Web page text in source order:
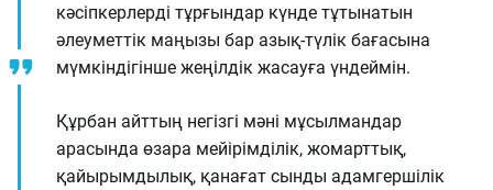
кәсіпкерлерді тұрғындар күнде тұтынатын
әлеуметтік маңызы бар азық-түлік бағасына
мүмкіндігінше жеңілдік жасауға үндеймін.
Құрбан айттың негізгі мәні мұсылмандар
арасында өзара мейірімділік, жомарттық,
қайырымдылық, қанағат сынды адамгершілік